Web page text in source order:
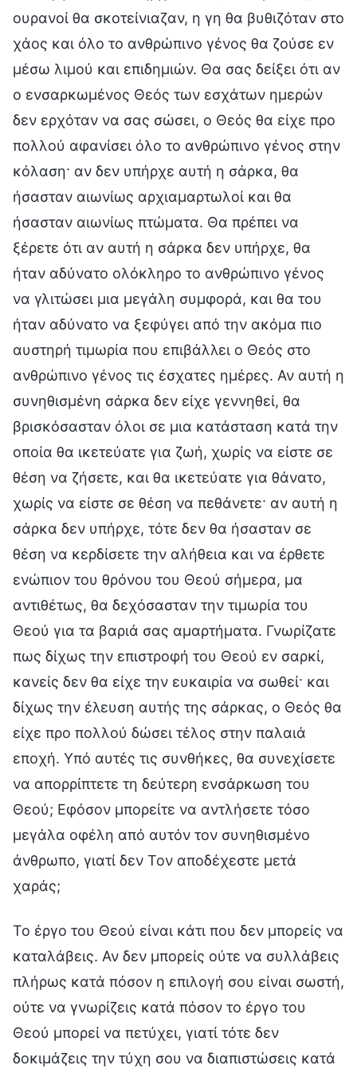
ουρανοί θα σκοτείνιαζαν, η γη θα βυθιζόταν στο
χάος και όλο το ανθρώπινο γένος θα ζούσε εν
μέσω λιμού και επιδημιών. Θα σας δείξει ότι αν
ο ενσαρκωμένος Θεός των εσχάτων ημερών
δεν ερχόταν να σας σώσει, ο Θεός θα είχε προ
πολλού αφανίσει όλο το ανθρώπινο γένος στην
κόλαση· αν δεν υπήρχε αυτή η σάρκα, θα
ήσασταν αιωνίως αρχιαμαρτωλοί και θα
ήσασταν αιωνίως πτώματα. Θα πρέπει να
ξέρετε ότι αν αυτή η σάρκα δεν υπήρχε, θα
ήταν αδύνατο ολόκληρο το ανθρώπινο γένος
να γλιτώσει μια μεγάλη συμφορά, και θα του
ήταν αδύνατο να ξεφύγει από την ακόμα πιο
αυστηρή τιμωρία που επιβάλλει ο Θεός στο
ανθρώπινο γένος τις έσχατες ημέρες. Αν αυτή η
συνηθισμένη σάρκα δεν είχε γεννηθεί, θα
βρισκόσασταν όλοι σε μια κατάσταση κατά την
οποία θα ικετεύατε για ζωή, χωρίς να είστε σε
θέση να ζήσετε, και θα ικετεύατε για θάνατο,
χωρίς να είστε σε θέση να πεθάνετε· αν αυτή η
σάρκα δεν υπήρχε, τότε δεν θα ήσασταν σε
θέση να κερδίσετε την αλήθεια και να έρθετε
ενώπιον του θρόνου του Θεού σήμερα, μα
αντιθέτως, θα δεχόσασταν την τιμωρία του
Θεού για τα βαριά σας αμαρτήματα. Γνωρίζατε
πως δίχως την επιστροφή του Θεού εν σαρκί,
κανείς δεν θα είχε την ευκαιρία να σωθεί· και
δίχως την έλευση αυτής της σάρκας, ο Θεός θα
είχε προ πολλού δώσει τέλος στην παλαιά
εποχή. Υπό αυτές τις συνθήκες, θα συνεχίσετε
να απορρίπτετε τη δεύτερη ενσάρκωση του
Θεού; Εφόσον μπορείτε να αντλήσετε τόσο
μεγάλα οφέλη από αυτόν τον συνηθισμένο
άνθρωπο, γιατί δεν Τον αποδέχεστε μετά
χαράς;
Το έργο του Θεού είναι κάτι που δεν μπορείς να
καταλάβεις. Αν δεν μπορείς ούτε να συλλάβεις
πλήρως κατά πόσον η επιλογή σου είναι σωστή,
ούτε να γνωρίζεις κατά πόσον το έργο του
Θεού μπορεί να πετύχει, γιατί τότε δεν
δοκιμάζεις την τύχη σου να διαπιστώσεις κατά